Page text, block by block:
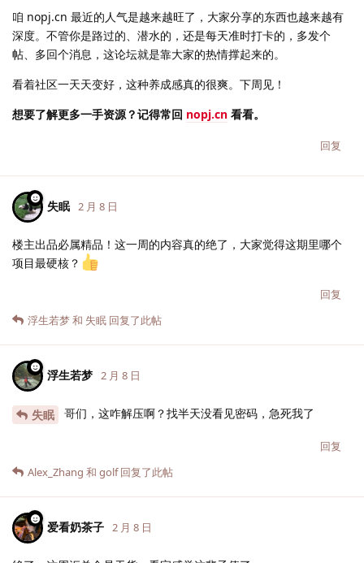
咱 nopj.cn 最近的人气是越来越旺了，大家分享的东西也越来越有
深度。不管你是路过的、潜水的，还是每天准时打卡的，多发个
帖、多回个消息，这论坛就是靠大家的热情撑起来的。
看着社区一天天变好，这种养成感真的很爽。下周见！
想要了解更多一手资源？记得常回 nopj.cn 看看。
回复
失眠 2 月 8 日
楼主出品必属精品！这一周的内容真的绝了，大家觉得这期里哪个
项目最硬核？
回复
浮生若梦和 失眠 回复了此帖
浮生若梦 2 月 8 日
失眠 哥们，这咋解压啊？找半天没看见密码，急死我了
回复
Alex_Zhang 和 golf回复了此帖
爱看奶茶子 2 月 8 日